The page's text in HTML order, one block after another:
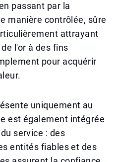
passant par la
manière contrôlée, sûre
attrayant
l'or à des fins
pour acquérir
uniquement au
est également intégrée
service : des
entités fiables et des